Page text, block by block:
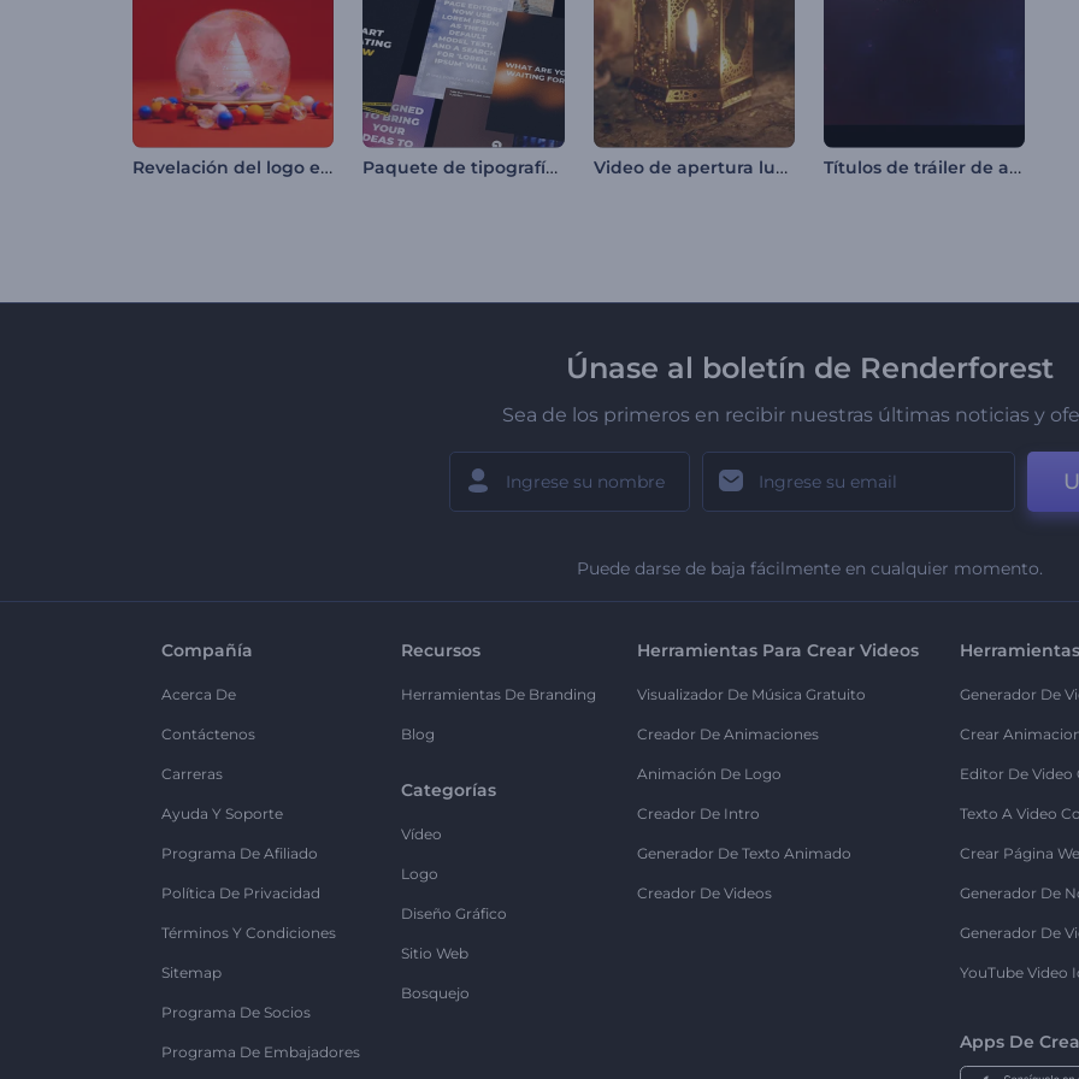
Revelación del logo en un domo de nieve Paquete de tipografía dinámica Video de apertura luminosa para Ramadán Títulos de tráiler de acción
Únase al boletín de Renderforest
Sea de los primeros en recibir nuestras últimas noticias y
Puede darse de baja fácilmente en cualquier momento.
Compañía
Acerca De
Contáctenos
Carreras
Ayuda Y Soporte
Programa De Afiliado
Política De Privacidad
Términos Y Condiciones
Sitemap
Programa De Socios
Programa De Embajadores
Recursos
Herramientas De Branding
Blog
Categorías
Vídeo
Logo
Diseño Gráfico
Sitio Web
Bosquejo
Herramientas Para Crear Videos
Visualizador De Música Gratuito
Creador De Animaciones
Animación De Logo
Creador De Intro
Generador De Texto Animado
Creador De Videos
Generador De
Crear
Editor De Video
Texto A Video
Crear Página
Generador De
Generador De
YouTube Video
Apps De